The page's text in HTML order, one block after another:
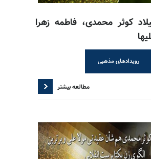
کوثر محمدی، فاطمه زهرا
رویدادهای مذهبی
مطالعه بیشتر